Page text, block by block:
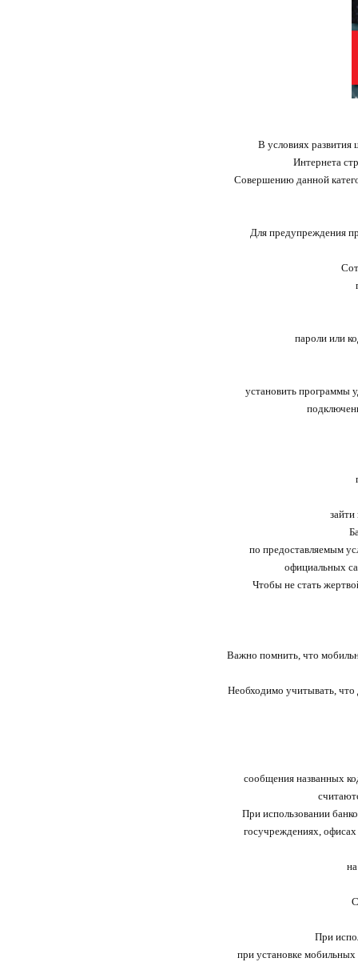
В условиях развития
Интернета
Совершению данной
Для предупреждения
пароли или
установить программы
по предоставляемым
официальных
Чтобы не стать
Важно помнить, что
Необходимо учитывать, что
сообщения названных
При использовании
госучреждениях,
При
при установке